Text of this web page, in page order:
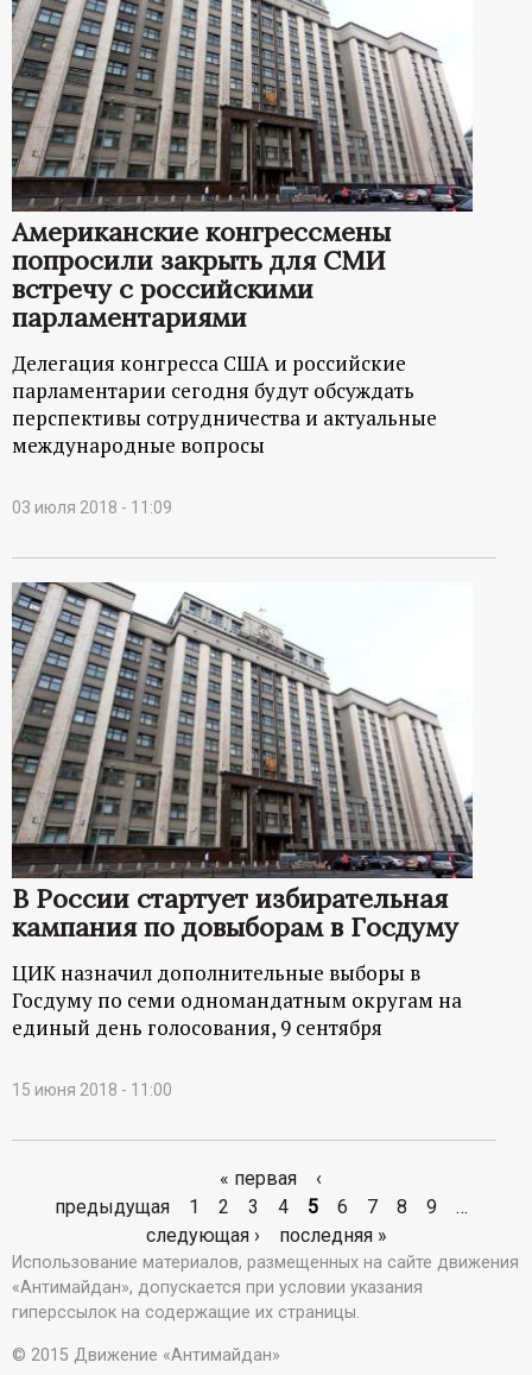
Американские конгрессмены
попросили закрыть для СМИ
встречу с российскими
парламентариями
Делегация конгресса США и российские
парламентарии сегодня будут обсуждать
перспективы сотрудничества и актуальные
международные вопросы
03 июля 2018 - 11:09
В России стартует избирательная
кампания по довыборам в Госдуму
ЦИК назначил дополнительные выборы в
Госдуму по семи одномандатным округам на
единый день голосования, 9 сентября
15 июня 2018 - 11:00
т
р
« первая
‹
предыдущая
1 2 3 4 5 6 7 8 9
…
следующая ›
последняя »
Использование материалов, размещенных на сайте движения
«Антимайдан», допускается при условии указания
гиперссылок на содержащие их страницы.
© 2015 Движение «Антимайдан»